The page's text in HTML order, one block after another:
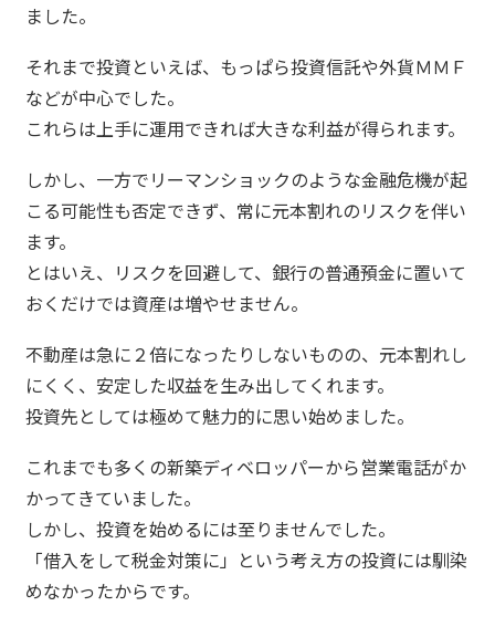
ました。
それまで投資といえば、もっぱら投資信託や外貨ＭＭＦ
などが中心でした。
これらは上手に運用できれば大きな利益が得られます。
しかし、一方でリーマンショックのような金融危機が起
こる可能性も否定できず、常に元本割れのリスクを伴い
ます。
とはいえ、リスクを回避して、銀行の普通預金に置いて
おくだけでは資産は増やせません。
不動産は急に２倍になったりしないものの、元本割れし
にくく、安定した収益を生み出してくれます。
投資先としては極めて魅力的に思い始めました。
これまでも多くの新築ディベロッパーから営業電話がか
かってきていました。
しかし、投資を始めるには至りませんでした。
「借入をして税金対策に」という考え方の投資には馴染
めなかったからです。